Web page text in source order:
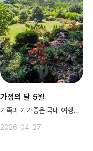
가정의 달 5월
가족과 가기좋은 국내 여행지 모음❤
2026-04-27